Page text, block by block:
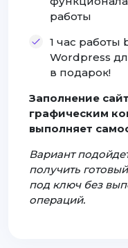
работы
1 час работы
Wordpress
в подарок!
Заполнение
графическим
выполняет
Вариант
получить
под ключ без
операций.